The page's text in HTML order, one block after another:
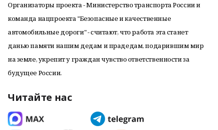
Организаторы проекта - Министерство транспорта России и
команда нацпроекта "Безопасные и качественные
автомобильные дороги" - считают, что работа эта станет
данью памяти нашим дедам и прадедам, подарившим мир
на земле, укрепит у граждан чувство ответственности за
будущее России.
Читайте нас